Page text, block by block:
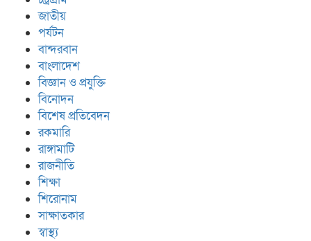
জাতীয়
পর্যটন
বান্দরবান
বাংলাদেশ
বিজ্ঞান ও প্রযুক্তি
বিনোদন
বিশেষ প্রতিবেদন
রকমারি
রাঙ্গামাটি
রাজনীতি
শিক্ষা
শিরোনাম
সাক্ষাতকার
স্বাস্থ্য